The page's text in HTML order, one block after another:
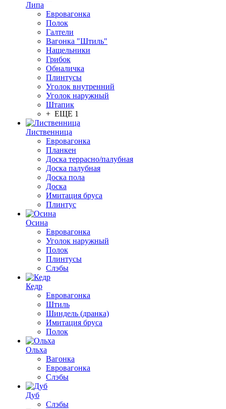
Липа
Евровагонка
Полок
Галтели
Вагонка "Штиль"
Нащельники
Грибок
Обналичка
Плинтусы
Уголок внутренний
Уголок наружный
Штапик
+ ЕЩЕ 1
Лиственница
Евровагонка
Планкен
Доска террасно/палубная
Доска палубная
Доска пола
Доска
Имитация бруса
Плинтус
Осина
Евровагонка
Уголок наружный
Полок
Плинтусы
Слэбы
Кедр
Евровагонка
Штиль
Шиндель (дранка)
Имитация бруса
Полок
Ольха
Вагонка
Евровагонка
Слэбы
Дуб
Слэбы